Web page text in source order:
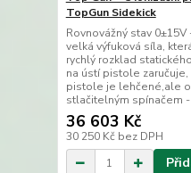
TopGun Sidekick
Rovnovážný stav 0±15V
velká výfuková síla,
rychlý rozklad
na ústí pistole zaručuje,
pistole je lehčené,ale
stlačitelným spínačem
36 603 Kč
30 250 Kč bez DPH